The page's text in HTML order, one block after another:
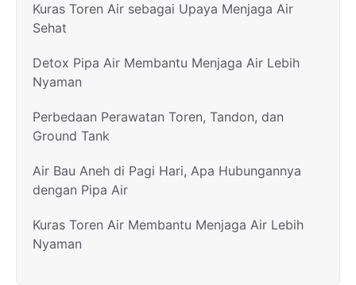
Kuras Toren Air sebagai Upaya Menjaga Air
Sehat
Detox Pipa Air Membantu Menjaga Air Lebih
Nyaman
Perbedaan Perawatan Toren, Tandon, dan
Ground Tank
Air Bau Aneh di Pagi Hari, Apa Hubungannya
dengan Pipa Air
Kuras Toren Air Membantu Menjaga Air Lebih
Nyaman